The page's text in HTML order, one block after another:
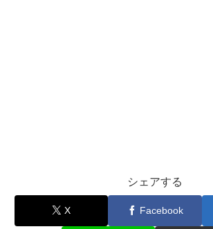
シェアする
X Facebook